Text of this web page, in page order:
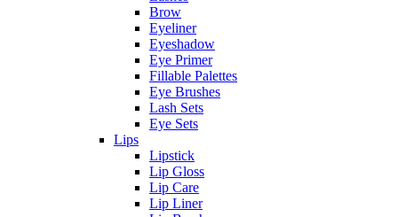
Brow
Eyeliner
Eyeshadow
Eye Primer
Fillable Palettes
Eye Brushes
Lash Sets
Eye Sets
Lips
Lipstick
Lip Gloss
Lip Care
Lip Liner